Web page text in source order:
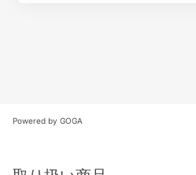
Powered by GOGA